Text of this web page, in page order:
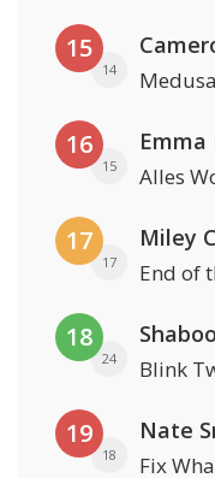
15
14 Medusa
16
15
Emma
Alles
17
17
Miley
End of
18
24 Blink
19
18
Nate
Fix